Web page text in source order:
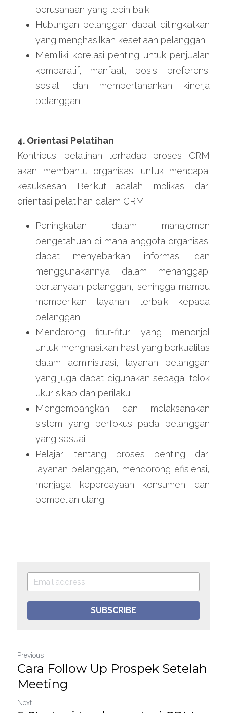
perusahaan yang lebih baik.
Hubungan pelanggan dapat ditingkatkan
yang menghasilkan kesetiaan pelanggan.
Memiliki korelasi penting untuk penjualan
komparatif, manfaat, posisi preferensi
sosial, dan mempertahankan kinerja
pelanggan.
4. Orientasi Pelatihan
Kontribusi pelatihan terhadap proses CRM
akan membantu organisasi untuk mencapai
kesuksesan. Berikut adalah implikasi dari
orientasi pelatihan dalam CRM:
Peningkatan dalam manajemen
pengetahuan di mana anggota organisasi
dapat menyebarkan informasi dan
menggunakannya dalam menanggapi
pertanyaan pelanggan, sehingga mampu
memberikan layanan terbaik kepada
pelanggan.
Mendorong fitur-fitur yang menonjol
untuk menghasilkan hasil yang berkualitas
dalam administrasi, layanan pelanggan
yang juga dapat digunakan sebagai tolok
ukur sikap dan perilaku.
Mengembangkan dan melaksanakan
sistem yang berfokus pada pelanggan
yang sesuai.
Pelajari tentang proses penting dari
layanan pelanggan, mendorong efisiensi,
menjaga kepercayaan konsumen dan
pembelian ulang.
SUBSCRIBE
Previous
Cara Follow Up Prospek Setelah
Meeting
Next